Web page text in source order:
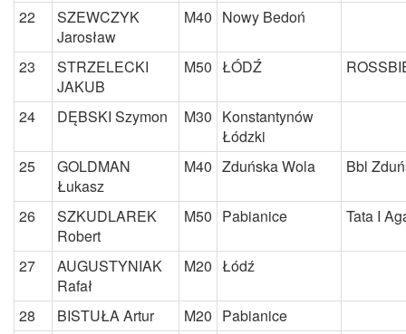
22
SZEWCZYK
Jarosław
M40 Nowy Bedoń
23
STRZELECKI
JAKUB
M50 ŁÓDŹ
24 DĘBSKI Szymon M30 Konstantynów
Łódzki
25
GOLDMAN
Łukasz
M40 Zduńska Wola Bbl
26
SZKUDLAREK
Robert
M50 Pabianice Tata I
27
AUGUSTYNIAK
Rafał
M20 Łódź
28 BISTUŁA Artur M20 Pabianice